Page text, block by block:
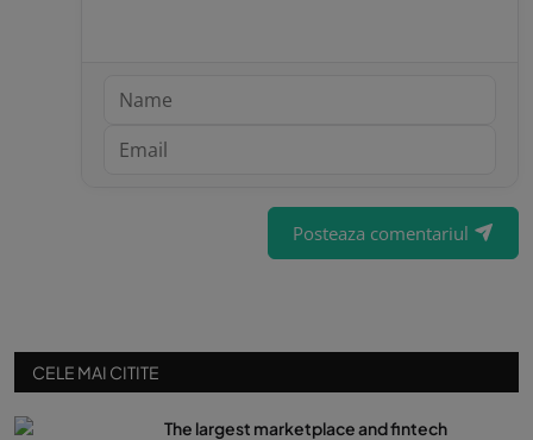
Posteaza comentariul
CELE MAI CITITE
The largest marketplace and fintech